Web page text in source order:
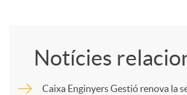
m
Notícies
Caixa Enginyers Gestió renova la